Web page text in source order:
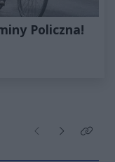
Policzna!
Poprzednie
NastępneKliknij